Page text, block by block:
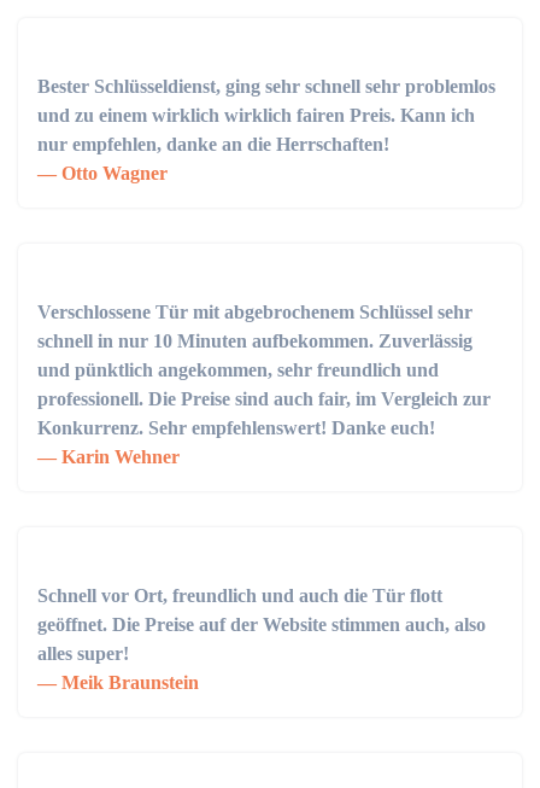
Bester Schlüsseldienst, ging sehr schnell sehr problemlos
und zu einem wirklich wirklich fairen Preis. Kann ich
nur empfehlen, danke an die Herrschaften!
Otto Wagner
Verschlossene Tür mit abgebrochenem Schlüssel sehr
schnell in nur 10 Minuten aufbekommen. Zuverlässig
und pünktlich angekommen, sehr freundlich und
professionell. Die Preise sind auch fair, im Vergleich zur
Konkurrenz. Sehr empfehlenswert! Danke euch!
Karin Wehner
Schnell vor Ort, freundlich und auch die Tür flott
geöffnet. Die Preise auf der Website stimmen auch, also
alles super!
Meik Braunstein